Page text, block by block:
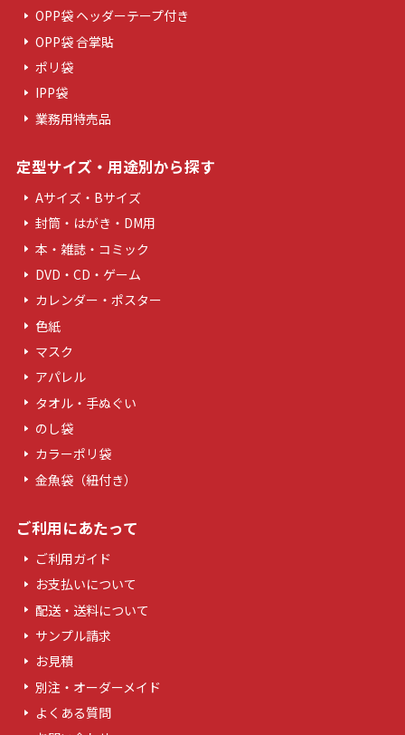
OPP袋 ヘッダーテープ付き
OPP袋 合掌貼
ポリ袋
IPP袋
業務用特売品
定型サイズ・用途別から探す
Aサイズ・Bサイズ
封筒・はがき・DM用
本・雑誌・コミック
DVD・CD・ゲーム
カレンダー・ポスター
色紙
マスク
アパレル
タオル・手ぬぐい
のし袋
カラーポリ袋
金魚袋（紐付き）
ご利用にあたって
ご利用ガイド
お支払いについて
配送・送料について
サンプル請求
お見積
別注・オーダーメイド
よくある質問